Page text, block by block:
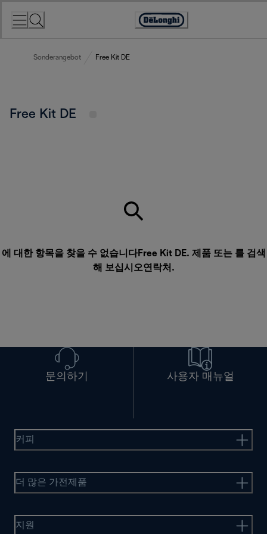
Accessibility
Sonderangebot Free Kit DE
Free Kit DE
에 대한 항목을 찾을 수 없습니다Free Kit DE. 제품 또는 를 검색
해 보십시오연락처 .
문의하기 사용자 매뉴얼
커피
더 많은 가전제품
지원